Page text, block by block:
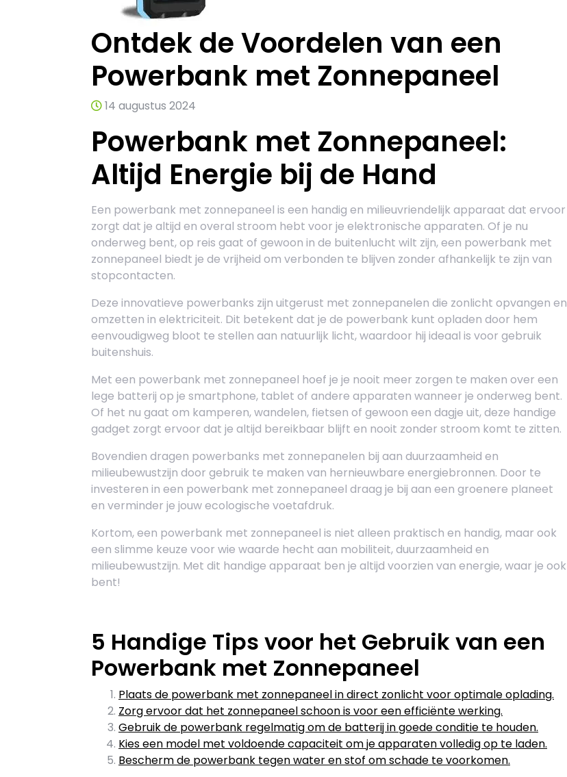
Ontdek de Voordelen van een
Powerbank met Zonnepaneel
14 augustus 2024
Powerbank met Zonnepaneel:
Altijd Energie bij de Hand
Een powerbank met zonnepaneel is een handig en milieuvriendelijk apparaat dat ervoor
zorgt dat je altijd en overal stroom hebt voor je elektronische apparaten. Of je nu
onderweg bent, op reis gaat of gewoon in de buitenlucht wilt zijn, een powerbank met
zonnepaneel biedt je de vrijheid om verbonden te blijven zonder afhankelijk te zijn van
stopcontacten.
Deze innovatieve powerbanks zijn uitgerust met zonnepanelen die zonlicht opvangen en
omzetten in elektriciteit. Dit betekent dat je de powerbank kunt opladen door hem
eenvoudigweg bloot te stellen aan natuurlijk licht, waardoor hij ideaal is voor gebruik
buitenshuis.
Met een powerbank met zonnepaneel hoef je je nooit meer zorgen te maken over een
lege batterij op je smartphone, tablet of andere apparaten wanneer je onderweg bent.
Of het nu gaat om kamperen, wandelen, fietsen of gewoon een dagje uit, deze handige
gadget zorgt ervoor dat je altijd bereikbaar blijft en nooit zonder stroom komt te zitten.
Bovendien dragen powerbanks met zonnepanelen bij aan duurzaamheid en
milieubewustzijn door gebruik te maken van hernieuwbare energiebronnen. Door te
investeren in een powerbank met zonnepaneel draag je bij aan een groenere planeet
en verminder je jouw ecologische voetafdruk.
Kortom, een powerbank met zonnepaneel is niet alleen praktisch en handig, maar ook
een slimme keuze voor wie waarde hecht aan mobiliteit, duurzaamheid en
milieubewustzijn. Met dit handige apparaat ben je altijd voorzien van energie, waar je ook
bent!
5 Handige Tips voor het Gebruik van een
Powerbank met Zonnepaneel
Plaats de powerbank met zonnepaneel in direct zonlicht voor optimale oplading.
Zorg ervoor dat het zonnepaneel schoon is voor een efficiënte werking.
Gebruik de powerbank regelmatig om de batterij in goede conditie te houden.
Kies een model met voldoende capaciteit om je apparaten volledig op te laden.
Bescherm de powerbank tegen water en stof om schade te voorkomen.